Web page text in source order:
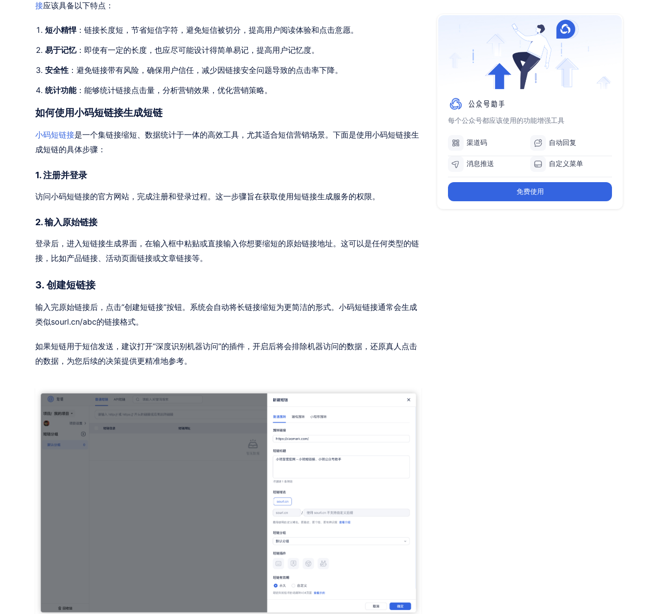
接应该具备以下特点：
短小精悍：链接长度短，节省短信字符，避免短信被切分，提高用户阅读体验和点击意愿。
易于记忆：即使有一定的长度，也应尽可能设计得简单易记，提高用户记忆度。
安全性 ：避免链接带有风险，确保用户信任，减少因链接安全问题导致的点击率下降。
统计功能：能够统计链接点击量，分析营销效果，优化营销策略。
如何使用小码短链接生成短链
小码短链接是一个集链接缩短、数据统计于一体的高效工具，尤其适合短信营销场景。下面是使用小码短链接生
成短链的具体步骤：
1. 注册并登录
访问小码短链接的官方网站，完成注册和登录过程。这一步骤旨在获取使用短链接生成服务的权限。
2. 输入原始链接
登录后，进入短链接生成界面，在输入框中粘贴或直接输入你想要缩短的原始链接地址。这可以是任何类型的链
接，比如产品链接、活动页面链接或文章链接等。
3. 创建短链接
输入完原始链接后，点击“创建短链接”按钮。系统会自动将长链接缩短为更简洁的形式。小码短链接通常会生成
类似sourl.cn/abc的链接格式。
如果短链用于短信发送，建议打开“深度识别机器访问”的插件，开启后将会排除机器访问的数据，还原真人点击
的数据，为您后续的决策提供更精准地参考。
每个公众号都应该使用的功能增强工具
渠道码 自动回复
消息推送 自定义菜单
免费使用